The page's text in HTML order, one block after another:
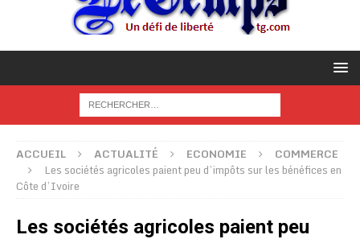
ACCUEIL ACTUALITÉ ECONOMIE
COMMERCE
Les sociétés agricoles paient peu d’impôts sur les bénéfices en
Côte d’Ivoire
Les sociétés agricoles paient peu